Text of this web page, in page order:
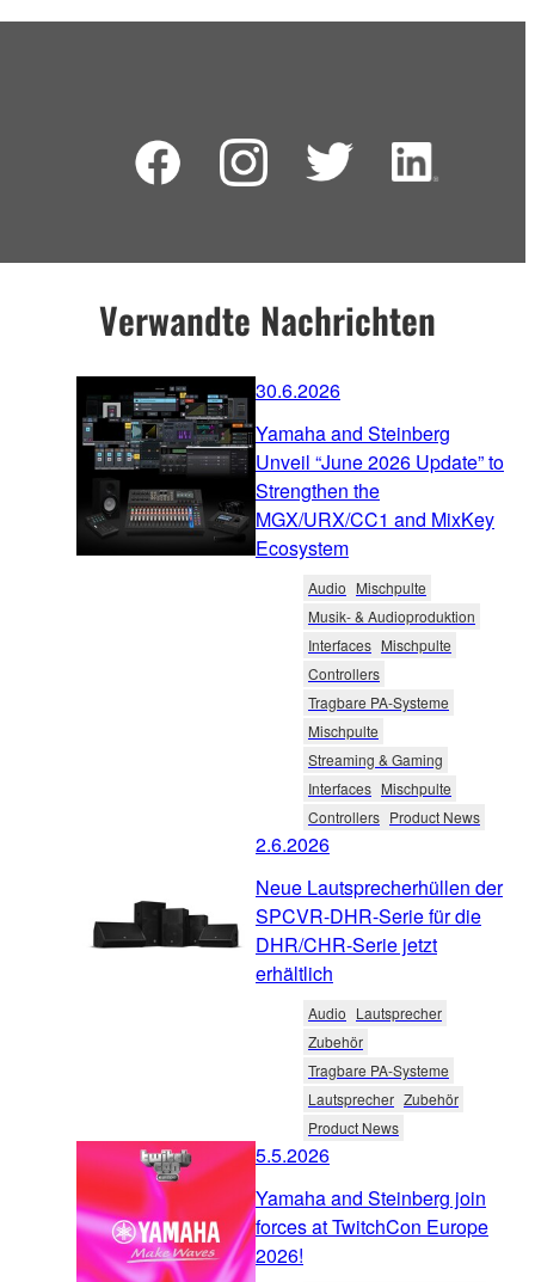
Verwandte Nachrichten
30.6.2026
Yamaha and Steinberg
Unveil “June 2026 Update” to
Strengthen the
MGX/URX/CC1 and MixKey
Ecosystem
Audio Mischpulte
Musik- & Audioproduktion
Interfaces Mischpulte
Controllers
Tragbare PA-Systeme
Mischpulte
Streaming & Gaming
Interfaces Mischpulte
Controllers Product News
2.6.2026
Neue Lautsprecherhüllen der
SPCVR-DHR-Serie für die
DHR/CHR-Serie jetzt
erhältlich
Audio Lautsprecher
Zubehör
Tragbare PA-Systeme
Lautsprecher Zubehör
Product News
5.5.2026
Yamaha and Steinberg join
forces at TwitchCon Europe
2026!